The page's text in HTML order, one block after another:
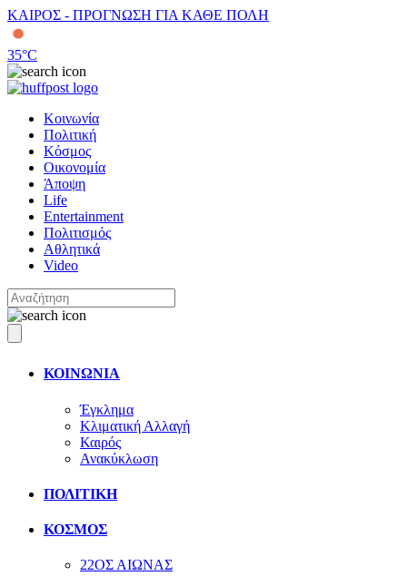
ΚΑΙΡΟΣ - ΠΡΟΓΝΩΣΗ ΓΙΑ ΚΑΘΕ ΠΟΛΗ
35°C
Κοινωνία
Πολιτική
Κόσμος
Οικονομία
Άποψη
Life
Entertainment
Πολιτισμός
Αθλητικά
Video
ΚΟΙΝΩΝΙΑ
Έγκλημα
Κλιματική Αλλαγή
Καιρός
Ανακύκλωση
ΠΟΛΙΤΙΚΗ
ΚΟΣΜΟΣ
22ΟΣ ΑΙΩΝΑΣ